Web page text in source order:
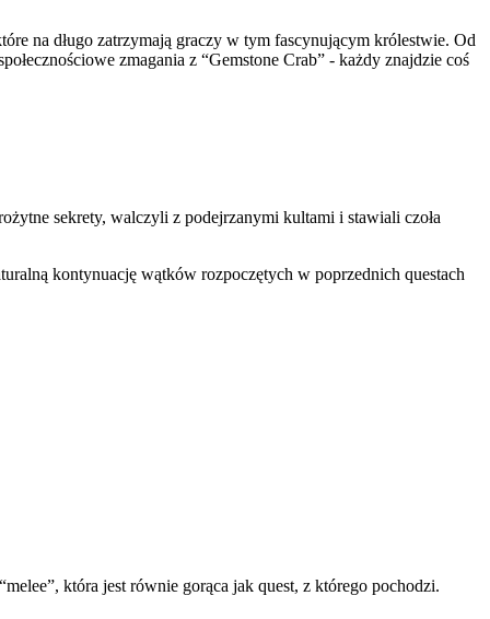
na długo zatrzymają graczy w tym fascynującym królestwie. Od
zmagania z “Gemstone Crab” - każdy znajdzie coś
sekrety, walczyli z podejrzanymi kultami i stawiali czoła
kontynuację wątków rozpoczętych w poprzednich questach
która jest równie gorąca jak quest, z którego pochodzi.